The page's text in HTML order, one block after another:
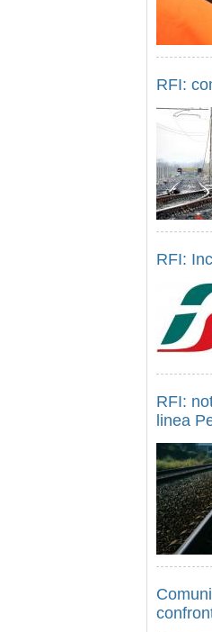
RFI:
RFI:
RFI:
linea